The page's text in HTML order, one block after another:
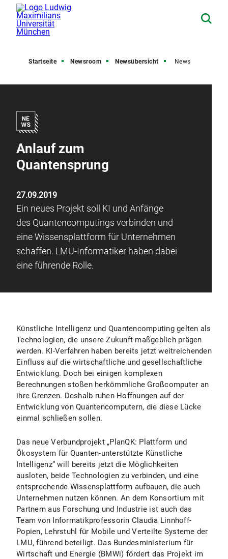
Startseite Newsroom Newsübersicht News
Anlauf zum
Quantensprung
27.09.2019
Ein neues Projekt soll KI und Anfänge
des Quantencomputings verbinden und
eine Wissensplattform für Unternehmen
schaffen. LMU-Informatiker haben dabei
eine führende Rolle.
Künstliche Intelligenz und Quantencomputing gelten als
Technologien, die unsere Zukunft maßgeblich prägen
werden. KI-Verfahren haben bereits jetzt weitreichenden
Einfluss auf die wirtschaftliche und gesellschaftliche
Entwicklung. Doch bei einigen komplexen
Berechnungen stoßen herkömmliche Großcomputer an
ihre Grenzen. Deshalb ruhen Hoffnungen auf der
Entwicklung von Quantencomputern, die diese Lücke
einmal schließen sollen.
Das neue Verbundprojekt „PlanQK: Plattform und
Ökosystem für Quanten-unterstützte Künstliche
Intelligenz“ will bereits jetzt die Möglichkeiten
ausloten, beide Technologien zu verbinden, und eine
entsprechende Wissensplattform aufbauen, die auch
Unternehmen nutzen können. An dem Konsortium mit
Partnern aus Forschung und Industrie ist auch das
Team von Informatikprofessorin Claudia Linnhoff-
Popien, Lehrstuhl für Mobile und Verteilte Systeme der
LMU, führend beteiligt. Das Bundesministerium für
Wirtschaft und Energie (BMWi) fördert das Projekt im